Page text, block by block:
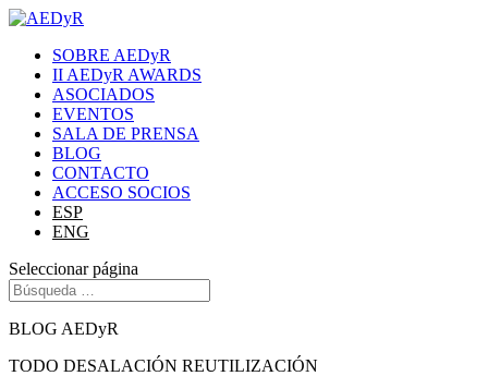
SOBRE AEDyR
II AEDyR AWARDS
ASOCIADOS
EVENTOS
SALA DE PRENSA
BLOG
CONTACTO
ACCESO SOCIOS
ESP
ENG
Seleccionar página
BLOG AEDyR
TODO DESALACIÓN REUTILIZACIÓN